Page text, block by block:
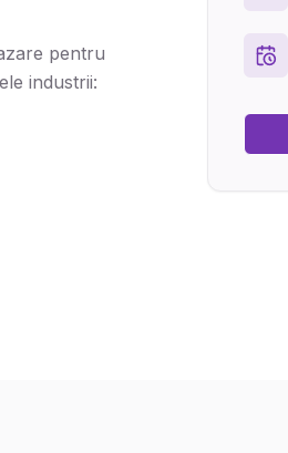
pentru
industrii: